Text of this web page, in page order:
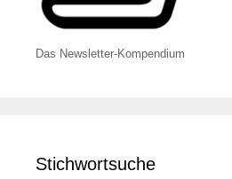
Das Newsletter-Kompendium
Stichwortsuche